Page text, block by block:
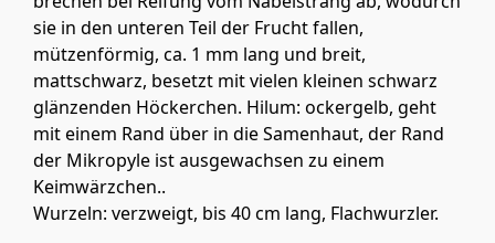
sie in den unteren Teil der Frucht fallen,
mützenförmig, ca. 1 mm lang und breit,
mattschwarz, besetzt mit vielen kleinen schwarz
glänzenden Höckerchen. Hilum: ockergelb, geht
mit einem Rand über in die Samenhaut, der Rand
der Mikropyle ist ausgewachsen zu einem
Keimwärzchen..
Wurzeln: verzweigt, bis 40 cm lang, Flachwurzler.